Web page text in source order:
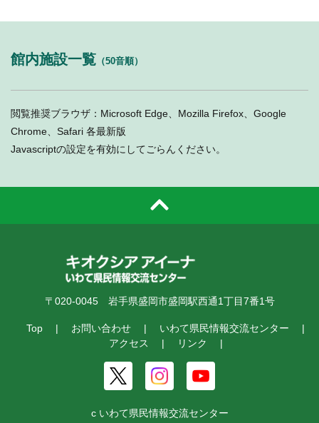
館内施設一覧 （50音順）
閲覧推奨ブラウザ：Microsoft Edge、Mozilla Firefox、Google
Chrome、Safari 各最新版
Javascriptの設定を有効にしてごらんください。
〒020-0045 岩手県盛岡市盛岡駅西通1丁目7番1号
Top お問い合わせ
いわて県民情報交流センター
アクセス
リンク
c いわて県民情報交流センター